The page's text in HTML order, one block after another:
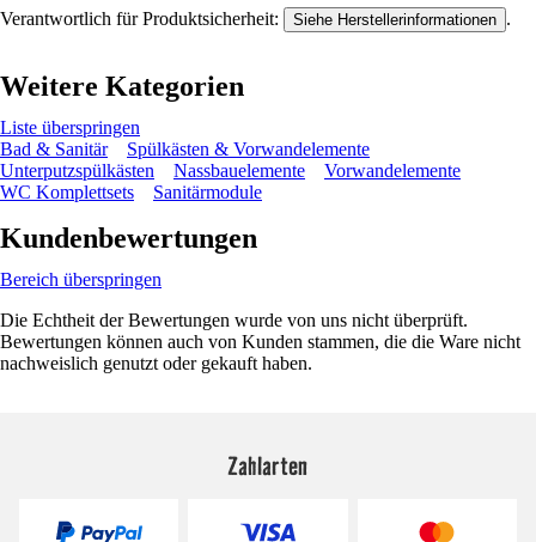
Verantwortlich für Produktsicherheit: Siehe Herstellerinformationen .
Weitere Kategorien
Liste überspringen
Bad & Sanitär
Spülkästen & Vorwandelemente
Unterputzspülkästen
Nassbauelemente
Vorwandelemente
WC Komplettsets
Sanitärmodule
Kundenbewertungen
Bereich überspringen
Die Echtheit der Bewertungen wurde von uns nicht überprüft.
Bewertungen können auch von Kunden stammen, die die Ware nicht
nachweislich genutzt oder gekauft haben.
Zahlarten